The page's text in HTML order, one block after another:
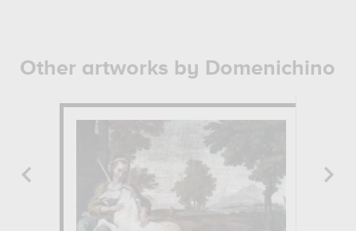
Other artworks by Domenichino